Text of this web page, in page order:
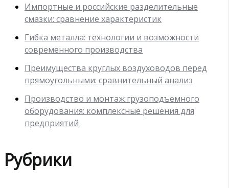
Импортные и российские разделительные
смазки: сравнение характеристик
Гибка металла: технологии и возможности
современного производства
Преимущества круглых воздуховодов перед
прямоугольными: сравнительный анализ
Производство и монтаж грузоподъемного
оборудования: комплексные решения для
предприятий
Рубрики